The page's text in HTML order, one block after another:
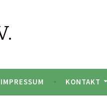
IMPRESSUM KONTAKT